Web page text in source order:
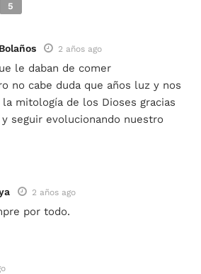
5
2 años ago
le daban de comer
no cabe duda que años luz y nos
mitología de los Dioses gracias
seguir evolucionando nuestro
2 años ago
por todo.